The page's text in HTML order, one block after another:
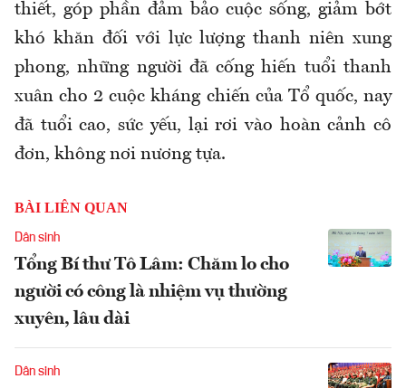
thiết, góp phần đảm bảo cuộc sống, giảm bớt
khó khăn đối với lực lượng thanh niên xung
phong, những người đã cống hiến tuổi thanh
xuân cho 2 cuộc kháng chiến của Tổ quốc, nay
đã tuổi cao, sức yếu, lại rơi vào hoàn cảnh cô
đơn, không nơi nương tựa.
BÀI LIÊN QUAN
Dân sinh
Tổng Bí thư Tô Lâm: Chăm lo cho
người có công là nhiệm vụ thường
xuyên, lâu dài
Dân sinh